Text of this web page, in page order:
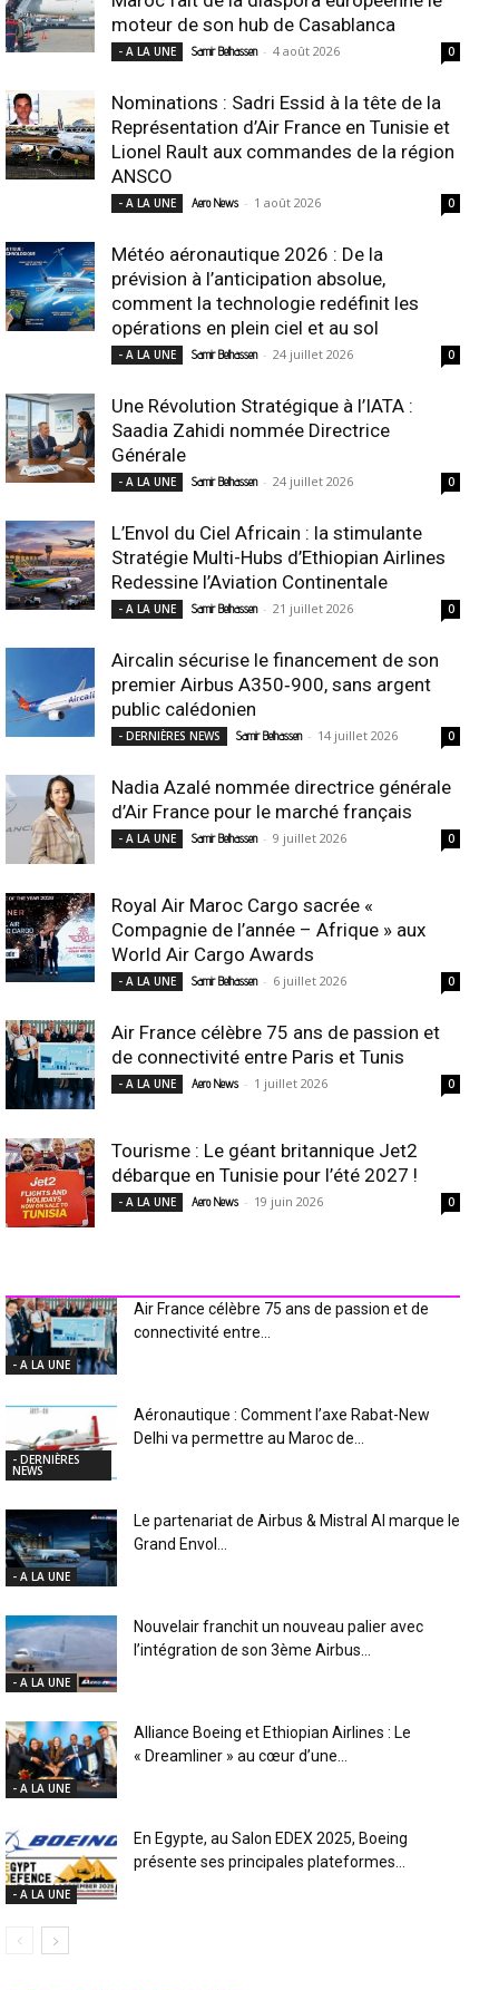
moteur de son hub de Casablanca
- A LA UNE Samir Belhassen - 4 août 2026 0
Nominations : Sadri Essid à la tête de la
Représentation d’Air France en Tunisie et
Lionel Rault aux commandes de la région
ANSCO
- A LA UNE Aero News - 1 août 2026 0
Météo aéronautique 2026 : De la
prévision à l’anticipation absolue,
comment la technologie redéfinit les
opérations en plein ciel et au sol
- A LA UNE Samir Belhassen - 24 juillet 2026 0
Une Révolution Stratégique à l’IATA :
Saadia Zahidi nommée Directrice
Générale
- A LA UNE Samir Belhassen - 24 juillet 2026 0
L’Envol du Ciel Africain : la stimulante
Stratégie Multi-Hubs d’Ethiopian Airlines
Redessine l’Aviation Continentale
- A LA UNE Samir Belhassen - 21 juillet 2026 0
Aircalin sécurise le financement de son
premier Airbus A350‑900, sans argent
public calédonien
- DERNIÈRES NEWS Samir Belhassen - 14 juillet 2026 0
Nadia Azalé nommée directrice générale
d’Air France pour le marché français
- A LA UNE Samir Belhassen - 9 juillet 2026 0
Royal Air Maroc Cargo sacrée «
Compagnie de l’année – Afrique » aux
World Air Cargo Awards
- A LA UNE Samir Belhassen - 6 juillet 2026 0
Air France célèbre 75 ans de passion et
de connectivité entre Paris et Tunis
- A LA UNE Aero News - 1 juillet 2026 0
Tourisme : Le géant britannique Jet2
débarque en Tunisie pour l’été 2027 !
- A LA UNE Aero News - 19 juin 2026 0
- A LA UNE
Air France célèbre 75 ans de passion et de
connectivité entre...
- DERNIÈRES
NEWS
Aéronautique : Comment l’axe Rabat-New
Delhi va permettre au Maroc de...
- A LA UNE
Le partenariat de Airbus & Mistral AI marque le
Grand Envol...
- A LA UNE
Nouvelair franchit un nouveau palier avec
l’intégration de son 3ème Airbus...
- A LA UNE
Alliance Boeing et Ethiopian Airlines : Le
« Dreamliner » au cœur d’une...
- A LA UNE
En Egypte, au Salon EDEX 2025, Boeing
présente ses principales plateformes...